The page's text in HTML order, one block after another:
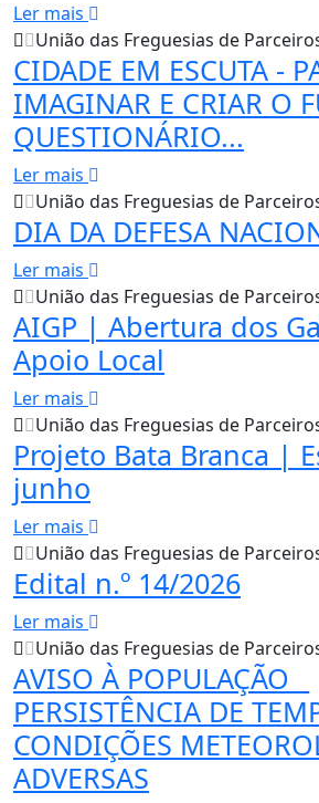
Ler mais
União das Freguesias de
CIDADE EM ESCUTA -
IMAGINAR E CRIAR O
QUESTIONÁRIO...
Ler mais
União das Freguesias de
DIA DA DEFESA
Ler mais
União das Freguesias de
AIGP | Abertura dos
Apoio Local
Ler mais
União das Freguesias de
Projeto Bata Branca |
junho
Ler mais
União das Freguesias de
Edital n.º 14/2026
Ler mais
União das Freguesias de
AVISO À POPULAÇÃO _
PERSISTÊNCIA DE
CONDIÇÕES
ADVERSAS